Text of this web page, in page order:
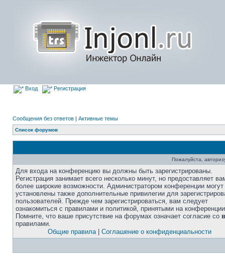
Вход Регистрация
Сообщения без ответов | Активные темы
Список форумов
Пожалуйста,
Для входа на конференцию вы должны быть зарегистрированы.
Регистрация занимает всего несколько минут, но предоставляет
более широкие возможности. Администратором конференции
установлены также дополнительные привилегии для
пользователей. Прежде чем зарегистрироваться, вам следует
ознакомиться с правилами и политикой, принятыми на
Помните, что ваше присутствие на форумах означает согласие со
правилами.
Общие правила| Соглашение о конфиденциальности